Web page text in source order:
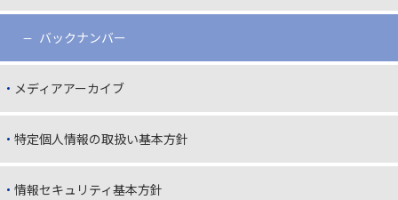
バックナンバー
メディアアーカイブ
特定個人情報の取扱い基本方針
情報セキュリティ基本方針